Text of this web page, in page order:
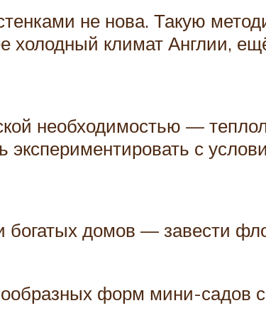
не нова. Такую
холодный климат Англии,
необходимостью —
с
богатых домов — завести
форм мини-садов